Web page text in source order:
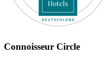
Connoisseur Circle